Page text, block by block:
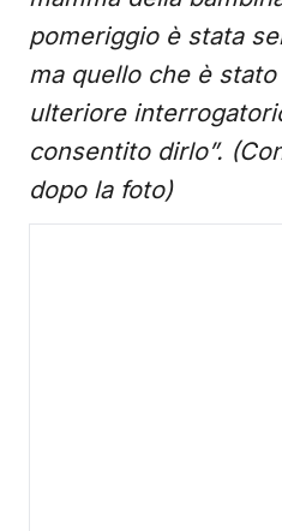
pomeriggio è stata
ma quello che è
ulteriore
consentito dirlo”.
dopo la foto)